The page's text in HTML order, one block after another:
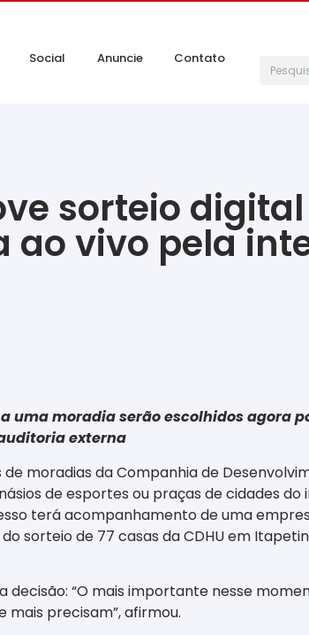
Social Anuncie Contato
sorteio digital
ao vivo pela
uma moradia serão escolhidos agora
externa
moradias da Companhia de
de esportes ou praças de cidades do
terá acompanhamento de uma
sorteio de 77 casas da CDHU em
decisão: “O mais importante nesse
mais precisam”, afirmou.